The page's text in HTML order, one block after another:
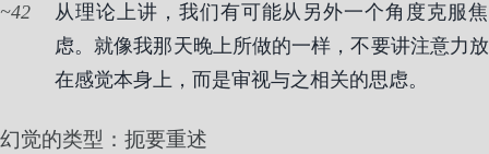
42
从理论上讲，我们有可能从另外一个角度克服焦
虑。就像我那天晚上所做的一样，不要讲注意力放
在感觉本身上，而是审视与之相关的思虑。
幻觉的类型：扼要重述